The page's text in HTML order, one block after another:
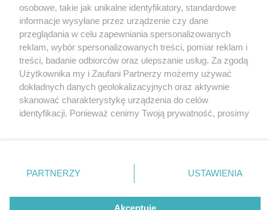
1 / 0
Nie zapomnij
zapoznać się z:
polityką prywatności regulamin korzystania z portali
Twojemiasto
Piekary Śląskie
Chorzów
Tarnowskie Góry
Gliwice
Skontakuj sięz nami
Kontakt
Wydawca
Redakcja
osobowe, takie jak unikalne identyfikatory, standardowe
informacje wysyłane przez urządzenie czy dane
przeglądania w celu zapewniania spersonalizowanych
reklam, wybór spersonalizowanych treści, pomiar reklam i
treści, badanie odbiorców oraz ulepszanie usług. Za zgodą
Użytkownika my i Zaufani Partnerzy możemy używać
dokładnych danych geolokalizacyjnych oraz aktywnie
skanować charakterystykę urządzenia do celów
identyfikacji. Ponieważ cenimy Twoją prywatność, prosimy
prywatności znajdujący się w lewym dolnym rogu strony
. Niektóre rodzaje przetwarzania danych nie wymagają
zgody użytkownika, ale masz prawo sprzeciwić się
takiemu przetwarzaniu. Preferencje będą miały
PARTNERZY USTAWIENIA
Akceptuję